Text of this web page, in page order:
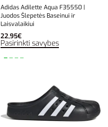
Adidas Adilette Aqua F35550 |
Juodos Šlepetės Baseinui ir
Laisvalaikiui
22,95€
Pasirinkti savybes